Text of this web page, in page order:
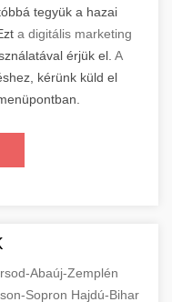
tegyük a hazai
a digitális marketing
érjük el. A
kérünk küld el
Abaúj-Zemplén
Sopron Hajdú-Bihar